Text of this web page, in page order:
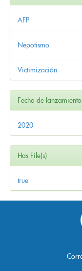
AFP
Nepotismo
Victimización
Fecha de lanzamiento
2020
Has File(s)
true